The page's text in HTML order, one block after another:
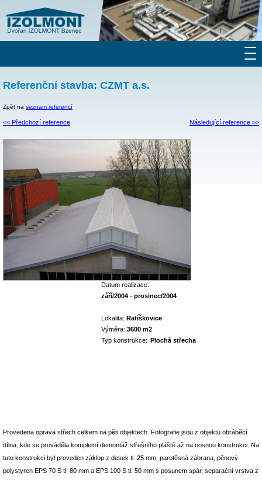
Referenční stavba: CZMT a.s.
Zpět na seznam referencí
<< Předchozí reference Následující reference >>
Datum realizace:
září/2004 - prosinec/2004
Lokalita: Ratíškovice
Výměra: 3600 m2
Typ konstrukce: Plochá střecha
Provedena oprava střech celkem na pěti objektech. Fotografie jsou z objektu obráběcí
dílna, kde se prováděla kompletní demontáž střešního pláště až na nosnou konstrukci. Na
tuto konstrukci byl proveden záklop z desek tl. 25 mm, parotěsná zábrana, pěnový
polystyren EPS 70 S tl. 80 mm a EPS 100 S tl. 50 mm s posunem spár, separační vrstva z